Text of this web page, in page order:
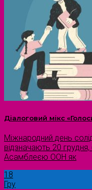
Діалоговий мікс
Міжнародний день
відзначають 20
Асамблеєю ООН як
18
Гру